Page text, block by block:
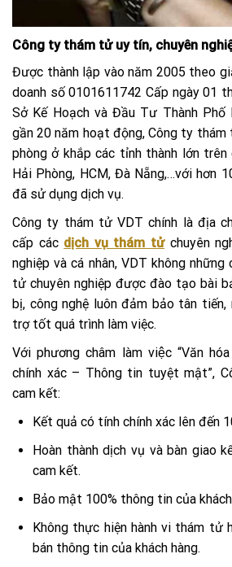
Công ty thám tử uy tín, chuyên
Được thành lập vào năm 2005 theo
doanh số 0101611742 Cấp ngày 01
Sở Kế Hoạch và Đầu Tư Thành Phố
gần 20 năm hoạt động, Công ty
phòng ở khắp các tỉnh thành lớn trên
Hải Phòng, HCM, Đà Nẵng,…với hơn
đã sử dụng dịch vụ.
Công ty thám tử VDT chính là địa
cấp các dịch vụ thám tửchuyên
nghiệp và cá nhân, VDT không
tử chuyên nghiệp được đào tạo bài
bị, công nghệ luôn đảm bảo tân tiến,
trợ tốt quá trình làm việc.
Với phương châm làm việc “Văn
chính xác – Thông tin tuyệt mật”,
cam kết:
Kết quả có tính chính xác lên đến
Hoàn thành dịch vụ và bàn giao
cam kết.
Bảo mật 100% thông tin của khách
Không thực hiện hành vi thám tử
bán thông tin của khách hàng.